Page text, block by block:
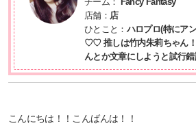
店舗： 店
ひとこと： ハロプロ(特にア
♡♡ 推しは竹内朱莉ちゃん
んとか文章にしようと試行
こんにちは！！こんばんは！！